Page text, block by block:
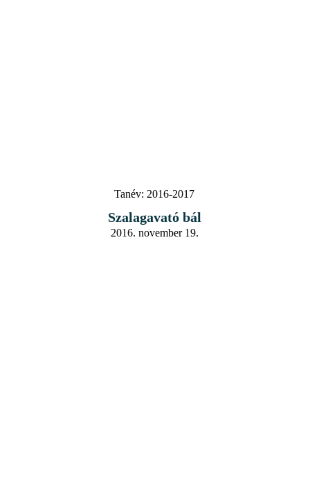
Tanév: 2016-2017
Szalagavató bál
2016. november 19.